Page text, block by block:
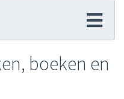
boeken en